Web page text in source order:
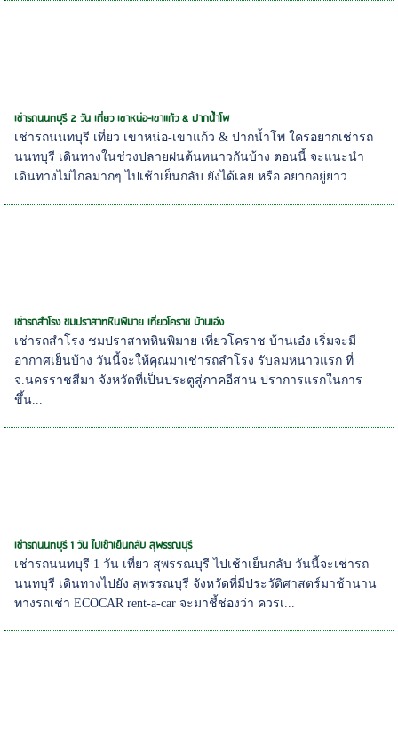
เช่ารถนนทบุรี 2 วัน เที่ยว เขาหน่อ-เขาแก้ว & ปากน้ำโพ
เช่ารถนนทบุรี เที่ยว เขาหน่อ-เขาแก้ว & ปากน้ำโพ ใครอยากเช่ารถ
นนทบุรี เดินทางในช่วงปลายฝนต้นหนาวกันบ้าง ตอนนี้ จะแนะนำ
เดินทางไม่ไกลมากๆ ไปเช้าเย็นกลับ ยังได้เลย หรือ อยากอยู่ยาว...
เช่ารถสำโรง ชมปราสาทหินพิมาย เที่ยวโคราช บ้านเอ๋ง
เช่ารถสำโรง ชมปราสาทหินพิมาย เที่ยวโคราช บ้านเอ๋ง เริ่มจะมี
อากาศเย็นบ้าง วันนี้จะให้คุณมาเช่ารถสำโรง รับลมหนาวแรก ที่
จ.นครราชสีมา จังหวัดที่เป็นประตูสู่ภาคอีสาน ปราการแรกในการ
ขึ้น...
เช่ารถนนทบุรี 1 วัน ไปเช้าเย็นกลับ สุพรรณบุรี
เช่ารถนนทบุรี 1 วัน เที่ยว สุพรรณบุรี ไปเช้าเย็นกลับ วันนี้จะเช่ารถ
นนทบุรี เดินทางไปยัง สุพรรณบุรี จังหวัดที่มีประวัติศาสตร์มาช้านาน
ทางรถเช่า ECOCAR rent-a-car จะมาชี้ช่องว่า ควรเ...